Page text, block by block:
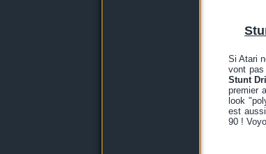
Si Atari
vont
Stunt
premier
look
est
90 !